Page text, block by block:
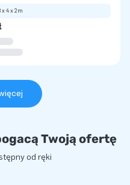
x 4 x 2m
Twoją ofertę
od ręki